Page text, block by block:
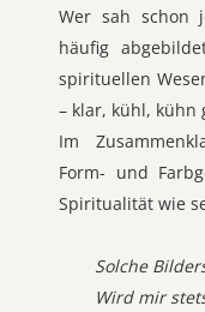
Wer sah schon
häufig
spirituellen
– klar, kühl, kühn
Im
Form- und
Spiritualität wie
Solche
Wird mir